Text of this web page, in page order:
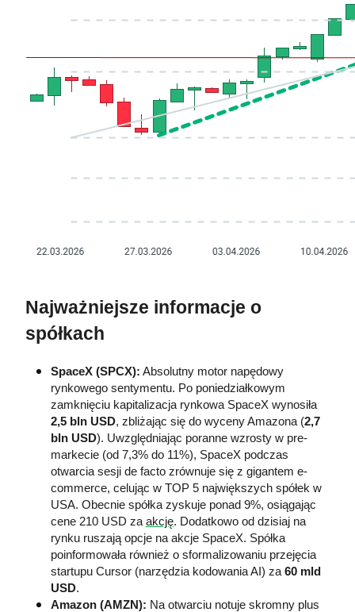
Najważniejsze informacje o
spółkach
SpaceX (SPCX): Absolutny motor napędowy
rynkowego sentymentu. Po poniedziałkowym
2,5 bln USD, zbliżając się do wyceny Amazona (2,7
bln USD). Uwzględniając poranne wzrosty w pre-
markecie (od 7,3% do 11%), SpaceX podczas
otwarcia sesji de facto zrównuje się z gigantem e-
commerce, celując w TOP 5 największych spółek w
USA. Obecnie spółka zyskuje ponad 9%, osiągając
cene 210 USD za akcję. Dodatkowo od dzisiaj na
rynku ruszają opcje na akcje SpaceX. Spółka
poinformowała również o sformalizowaniu przejęcia
startupu Cursor (narzędzia kodowania AI) za 60 mld
USD.
Amazon (AMZN): Na otwarciu notuje skromny plus